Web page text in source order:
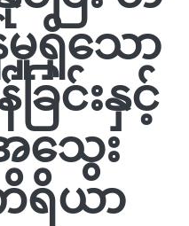
ရှိသော
ြင်းနှင့်
ေး
ရိယာ